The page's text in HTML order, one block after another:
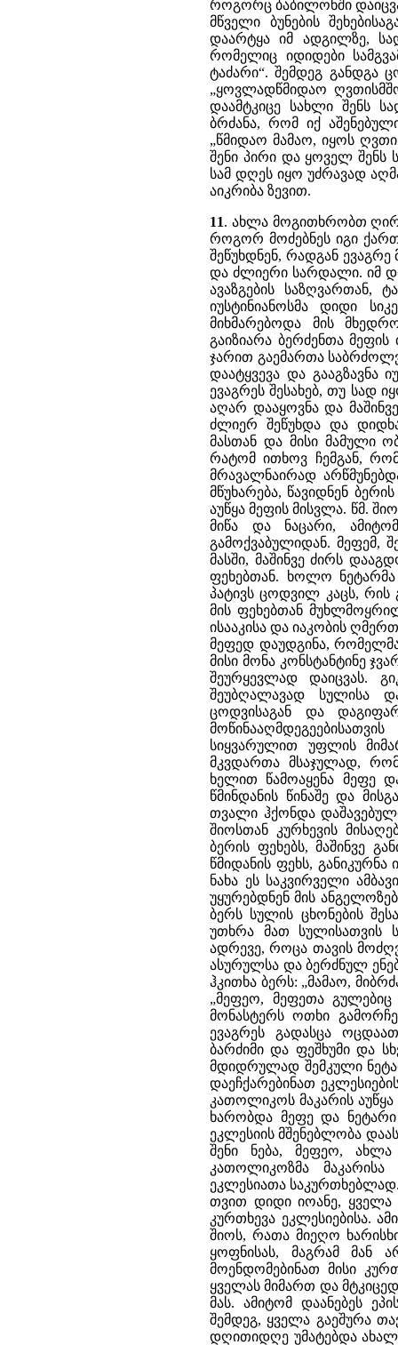
როგორც ბაბილონში დაიცვა
მწველი ბუნების
დაარტყა იმ ადგილზე,
რომელიც იდიდები
ტაძარი“. შემდეგ განდგა
„ყოვლადწმიდაო
დაამტკიცე სახლი შენს
ბრძანა, რომ იქ
„წმიდაო მამაო, იყოს
შენი პირი და ყოველ
სამ დღეს იყო უძრავად
აიკრიბა ზევით.
11. ახლა მოგითხრობთ
როგორ მოძებნეს იგი
შეწუხდნენ, რადგან
და ძლიერი სარდალი. იმ
ავაზგების საზღვართან,
იუსტინიანოსმა დიდი
მიხმარებოდა მის
გაიზიარა ბერძენთა
ჯარით გაემართა
დაატყვევა და გააგზავნა
ევაგრეს შესახებ, თუ სად
აღარ დააყოვნა და
ძლიერ შეწუხდა და
მასთან და მისი მამული
რატომ ითხოვ ჩემგან,
მრავალნაირად
მწუხარება, წავიდნენ
აუწყა მეფის მისვლა. წმ.
მიწა და ნაცარი,
გამოქვაბულიდან. მეფემ,
მასში, მაშინვე ძირს
ფეხებთან. ხოლო ნეტარმა
პატივს ცოდვილ კაცს, რის
მის ფეხებთან
ისააკისა და იაკობის
მეფედ დაუდგინა,
მისი მონა კონსტანტინე
შეურყევლად დაიცვას.
შეუბღალავად სულისა
ცოდვისაგან და
სიყვარულით უფლის
მკვდართა მსაჯულად,
ხელით წამოაყენა მეფე
წმინდანის წინაშე და
თვალი ჰქონდა
შიოსთან კურხევის
ბერის ფეხებს, მაშინვე
წმიდანის ფეხს,
ნახა ეს საკვირველი
უყურებდნენ მის
ბერს სულის ცხონების
უთხრა მათ სულისათვის
ადრევე, როცა თავის
ასურულსა და ბერძნულ
ჰკითხა ბერს: „მამაო,
„მეფეო, მეფეთა გულებიც
მონასტერს ოთხი
ევაგრეს გადასცა
ბარძიმი და ფეშხუმი და
მდიდრულად შემკული
დაეჩქარებინათ
კათოლიკოს მაკარის
ხარობდა მეფე და
ეკლესიის მშენებლობა
შენი ნება, მეფეო, ახლა
კათოლიკოზმა
ეკლესიათა
თვით დიდი იოანე, ყველა
კურთხევა ეკლესიებისა.
შიოს, რათა მიეღო
ყოფნისას, მაგრამ მან
მოენდომებინათ მისი
ყველას მიმართ და
მას. ამიტომ დაანებეს
შემდეგ, ყველა გაეშურა
დღითიდღე უმატებდა